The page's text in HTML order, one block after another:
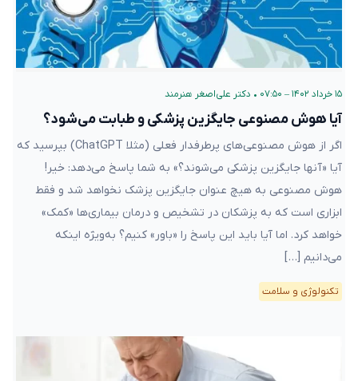
۱۵ خرداد ۱۴۰۲ – ۰۷:۵۰ • دکتر علی‌اصغر هنرمند
آیا هوش مصنوعی جایگزین پزشکی و طبابت می‌شود؟
اگر از هوش مصنوعی‌های پرطرفدار فعلی (مثلا ChatGPT) بپرسید که
آیا «آنها جایگزین پزشکی می‌شوند؟» به شما پاسخ می‌دهد: خیر!
هوش مصنوعی به هیچ عنوان جایگزین پزشک نخواهد شد و فقط
ابزاری است که به پزشکان در تشخیص و درمان بیماری‌ها «کمک»
خواهد کرد. اما آیا باید این پاسخ را «باور» کنیم؟ به‌ویژه اینکه
می‌دانیم […]
تکنولوژی و سلامت